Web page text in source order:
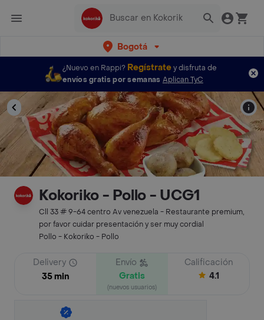
Bogotá
¿Nuevo en Rappi? Regístratey disfruta de
envíos gratis por semanas Aplican TyC
Kokoriko - Pollo - UCG1
Cll 33 # 9-64 centro Av venezuela - Restaurante premium,
por favor cuidar presentación y ser muy cordial
Pollo - Kokoriko - Pollo
Delivery
35 min
Envío
Gratis
(nuevos usuarios)
Calificación
4.1